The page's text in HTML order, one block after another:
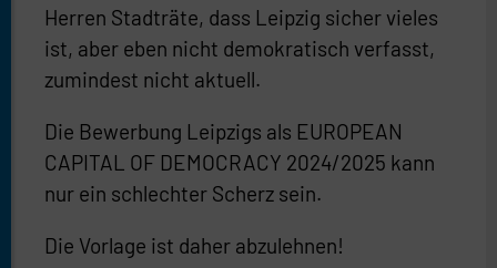
Herren Stadträte, dass Leipzig sicher vieles
ist, aber eben nicht demokratisch verfasst,
zumindest nicht aktuell.
Die Bewerbung Leipzigs als EUROPEAN
CAPITAL OF DEMOCRACY 2024/2025 kann
nur ein schlechter Scherz sein.
Die Vorlage ist daher abzulehnen!